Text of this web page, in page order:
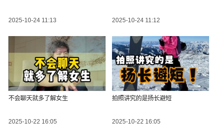
2025-10-24 11:13 2025-10-24 11:12
不会聊天就多了解女生
2025-10-22 16:05
拍照讲究的是扬长避短
2025-10-22 16:05